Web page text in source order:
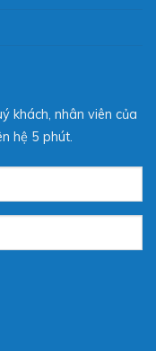
khách, nhân viên của
hệ 5 phút.